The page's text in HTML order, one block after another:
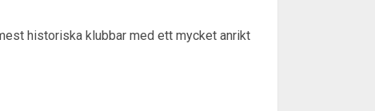
historiska klubbar med ett mycket anrikt